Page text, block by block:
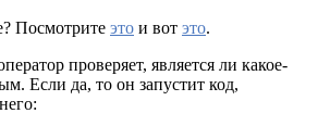
Посмотрите это и вот это.
проверяет, является ли какое-
Если да, то он запустит код,